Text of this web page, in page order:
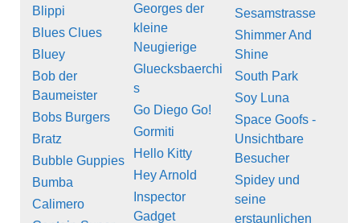
Blippi
Blues Clues
Bluey
Bob der
Baumeister
Bobs Burgers
Bratz
Bubble Guppies
Bumba
Calimero
Georges der
kleine
Neugierige
Gluecksbaerchi
s
Go Diego Go!
Gormiti
Hello Kitty
Hey Arnold
Inspector
Gadget
Sesamstrasse
Shimmer And
Shine
South Park
Soy Luna
Space Goofs -
Unsichtbare
Besucher
Spidey und
seine
erstaunlichen